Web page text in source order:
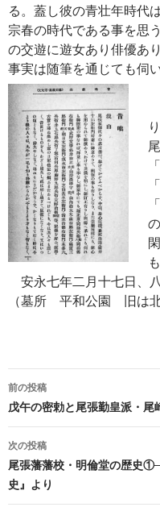
る。蓋し彼の青壮年時代
宗春の時代である事を思
の交遊に遊女あり俳優あ
事実は随筆を通じても伺
安永七年二月十七日、
（墓所 平和公園 旧は北
投
稿
ナ
ビ
ゲ
前の投稿
戊午の密勅と尾張勤皇派・尾
次の投稿
尾張藩藩校・明倫堂の歴史
史』より